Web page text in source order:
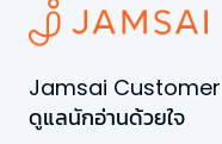
Jamsai
ดูแลนักอ่านด้วยใจ